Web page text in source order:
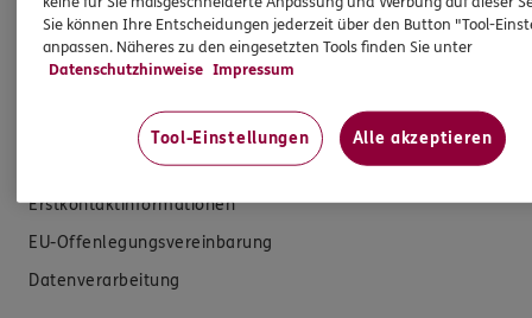
Versicherungen für Geschäftskunden
Hilfe & Services
E-Mail schreiben
Schaden melden
Erstkontaktinformationen
EU-Offenlegungsvereinbarung
Datenverarbeitung
Sie können Ihre Entscheidungen jederzeit über den Button "Tool-
anpassen. Näheres zu den eingesetzten Tools finden Sie unter
Datenschutzhinweise Impressum
Tool-Einstellungen Alle akzeptieren